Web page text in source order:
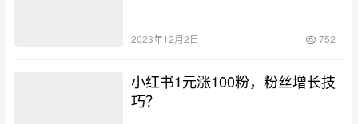
2023年12月2日 752
小红书1元涨100粉，粉丝增长技
巧？